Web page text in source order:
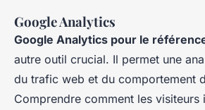
Google Analytics
Google Analytics pour le
autre outil crucial. Il permet une
du trafic web et du comportement
Comprendre comment les visiteurs